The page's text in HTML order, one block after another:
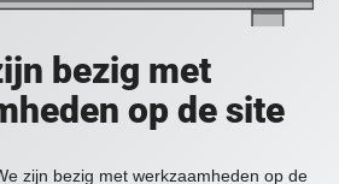
bezig met
op de site
zijn bezig met werkzaamheden op de